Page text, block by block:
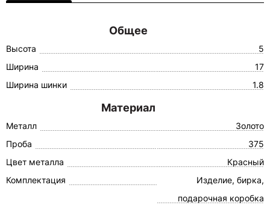
Общее
Высота
5
Ширина
17
Ширина шинки
1.8
Материал
Металл
Золото
Проба
375
Цвет металла
Красный
Комплектация
Изделие, бирка,
подарочная коробка